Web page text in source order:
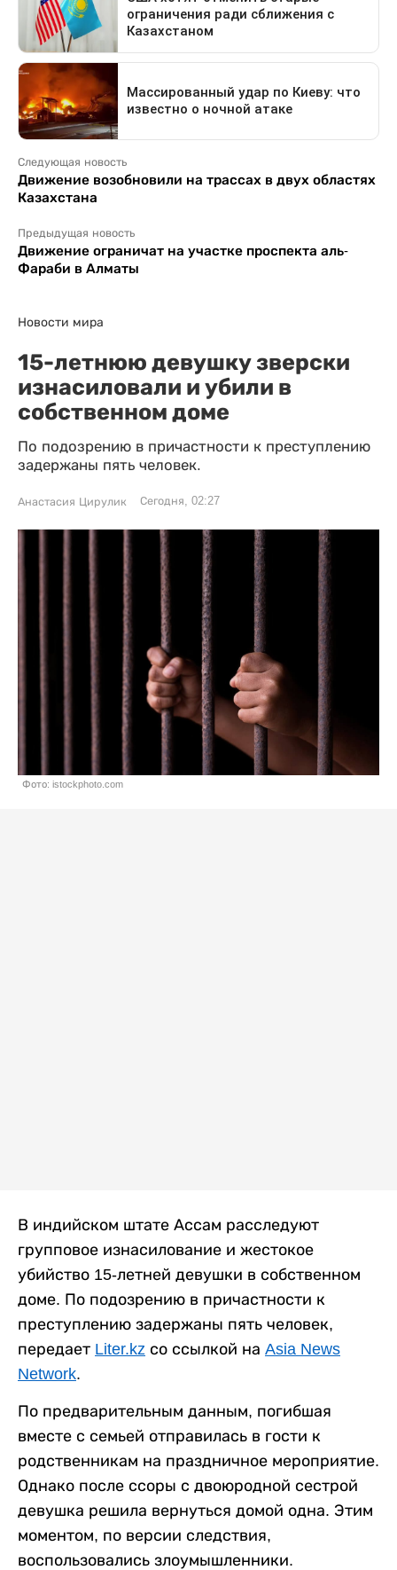
Следующая новость
Движение возобновили на трассах в двух областях
Казахстана
Предыдущая новость
Движение ограничат на участке проспекта аль-
Фараби в Алматы
Новости мира
15-летнюю девушку зверски
изнасиловали и убили в
собственном доме
По подозрению в причастности к преступлению
задержаны пять человек.
Анастасия Цирулик Сегодня, 02:27
Фото: istockphoto.com
В индийском штате Ассам расследуют
групповое изнасилование и жестокое
убийство 15-летней девушки в собственном
доме. По подозрению в причастности к
преступлению задержаны пять человек,
передает Liter.kz со ссылкой на Asia News
Network.
По предварительным данным, погибшая
вместе с семьей отправилась в гости к
родственникам на праздничное мероприятие.
Однако после ссоры с двоюродной сестрой
девушка решила вернуться домой одна. Этим
моментом, по версии следствия,
воспользовались злоумышленники.